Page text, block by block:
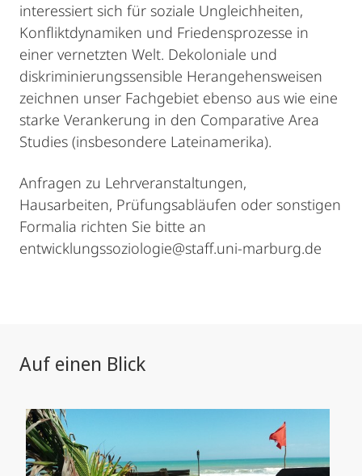
interessiert sich für soziale Ungleichheiten,
Konfliktdynamiken und Friedensprozesse in
einer vernetzten Welt. Dekoloniale und
diskriminierungssensible Herangehensweisen
zeichnen unser Fachgebiet ebenso aus wie eine
starke Verankerung in den Comparative Area
Studies (insbesondere Lateinamerika).
Anfragen zu Lehrveranstaltungen,
Hausarbeiten, Prüfungsabläufen oder sonstigen
Formalia richten Sie bitte an
entwicklungssoziologie@staff.uni-marburg.de
Auf einen Blick